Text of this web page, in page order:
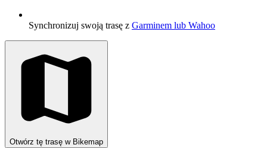
Synchronizuj swoją trasę z Garminem lub Wahoo
Otwórz tę trasę w Bikemap